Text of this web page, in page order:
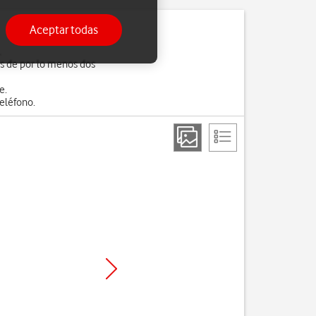
de por lo menos dos
Aceptar todas